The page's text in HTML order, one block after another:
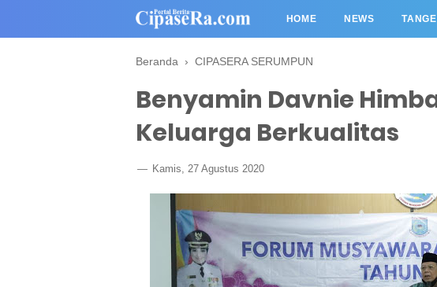
HOME NEWS
Beranda › CIPASERA SERUMPUN
Benyamin Davnie
Keluarga Berkualitas
Kamis, 27 Agustus 2020